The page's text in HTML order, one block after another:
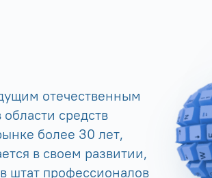
отечественным
средств
более 30 лет,
в своем развитии,
штат профессионалов